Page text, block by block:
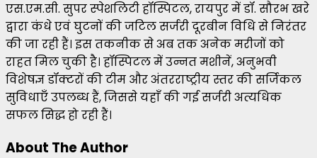
एस.एम.सी. सुपर स्पेशलिटी हॉस्पिटल, रायपुर में डॉ. सौरभ खरे
द्वारा कंधे एवं घुटनों की जटिल सर्जरी दूरबीन विधि से निरंतर
की जा रही हैं। इस तकनीक से अब तक अनेक मरीजों को
राहत मिल चुकी है। हॉस्पिटल में उन्नत मशीनें, अनुभवी
विशेषज्ञ डॉक्टरों की टीम और अंतरराष्ट्रीय स्तर की सर्जिकल
सुविधाएँ उपलब्ध हैं, जिससे यहाँ की गई सर्जरी अत्यधिक
सफल सिद्ध हो रही हैं।
About The Author